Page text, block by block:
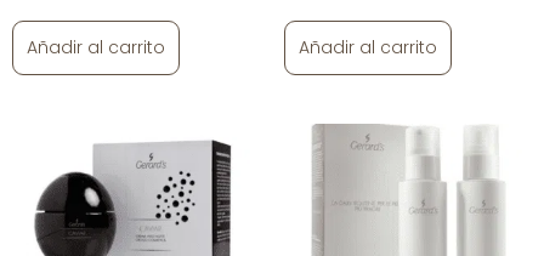
Añadir al carrito Añadir al carrito